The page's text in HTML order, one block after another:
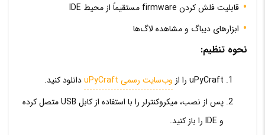
قابلیت فلش کردن firmware مستقیماً از محیط IDE
ابزارهای دیباگ و مشاهده لاگ‌ها
نحوه تنظیم:
uPyCraft را از وب‌سایت رسمی uPyCraft
دانلود کنید.
پس از نصب، میکروکنترلر را با استفاده از کابل USB متصل کرده
و IDE را باز کنید.